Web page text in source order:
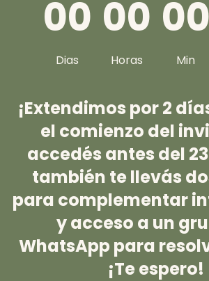
00
Dias
00
Horas
00
Min
¡Extendimos por 2
el comienzo del
accedés antes del
también te llevás
para complementar
y acceso a un
WhatsApp para
¡Te espero!